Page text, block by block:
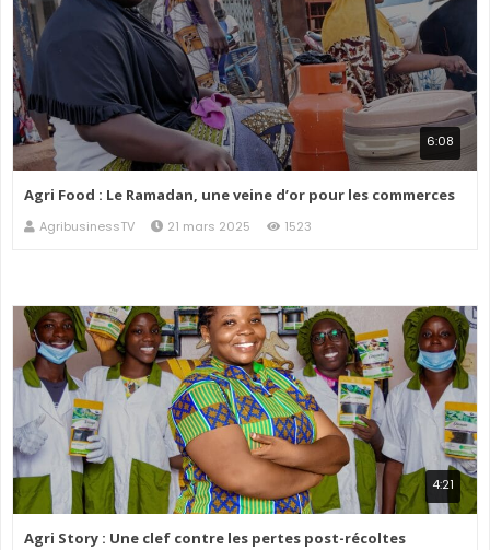
6:08
Agri Food : Le Ramadan, une veine d’or pour les commerces
AgribusinessTV 21 mars 2025 1523
4:21
Agri Story : Une clef contre les pertes post-récoltes